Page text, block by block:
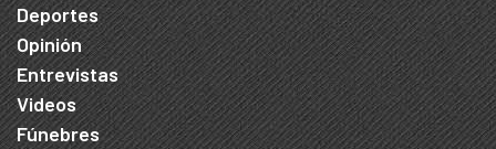
Deportes
Opinión
Entrevistas
Videos
Fúnebres